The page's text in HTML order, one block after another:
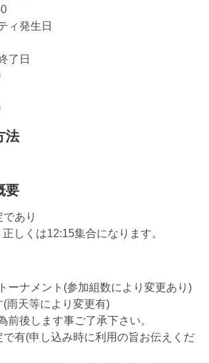
ィ発生日
了日
法
要
あり
しくは12:15集合になります。
ーナメント(参加組数により変更あり)
雨天等により変更有)
前後します事ご了承下さい。
有(申し込み時に利用の旨お伝えくだ